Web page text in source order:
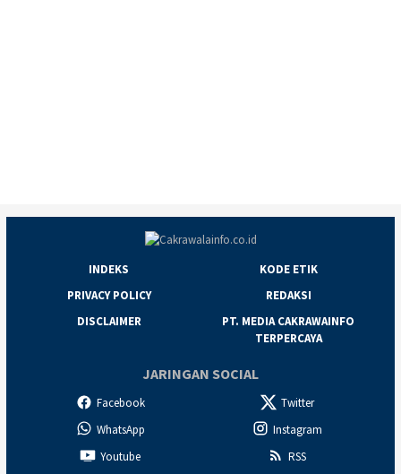
INDEKS
KODE ETIK
PRIVACY POLICY
REDAKSI
DISCLAIMER
PT. MEDIA CAKRAWAINFO
TERPERCAYA
JARINGAN SOCIAL
Facebook
Twitter
WhatsApp
Instagram
Youtube
RSS